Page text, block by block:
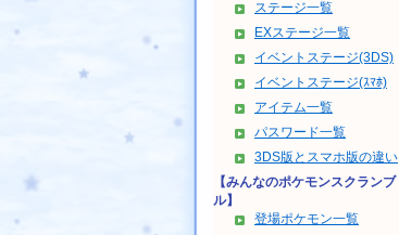
ステージ一覧
EXステージ一覧
イベントステージ(3DS)
イベントステージ(ｽﾏﾎ)
アイテム一覧
パスワード一覧
3DS版とスマホ版の違い
【みんなのポケモンスクランブ
ル】
登場ポケモン一覧